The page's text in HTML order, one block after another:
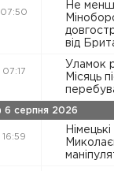
07:50
Не
від
07:17
Уламок
Місяць
6 серпня 2026
16:59